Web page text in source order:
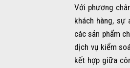
Với phương
khách hàng, sự
các sản phẩm
dịch vụ kiểm
kết hợp giữa